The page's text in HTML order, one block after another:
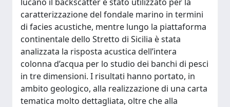
caratterizzazione del fondale marino in termini
di facies acustiche, mentre lungo la piattaforma
continentale dello Stretto di Sicilia è stata
analizzata la risposta acustica dell’intera
colonna d’acqua per lo studio dei banchi di pesci
in tre dimensioni. I risultati hanno portato, in
ambito geologico, alla realizzazione di una carta
tematica molto dettagliata, oltre che alla